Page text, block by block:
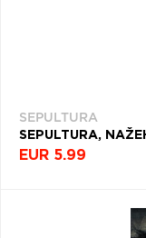
SEPULTURA
SEPULTURA,
EUR 5.99